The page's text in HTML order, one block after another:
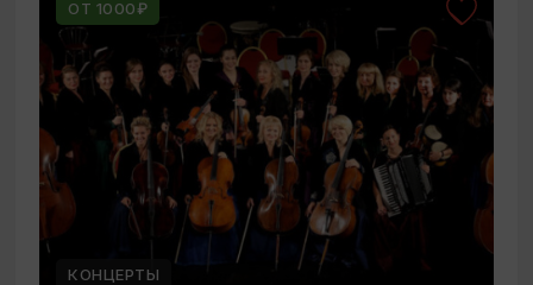
ОТ 1000₽
КОНЦЕРТЫ